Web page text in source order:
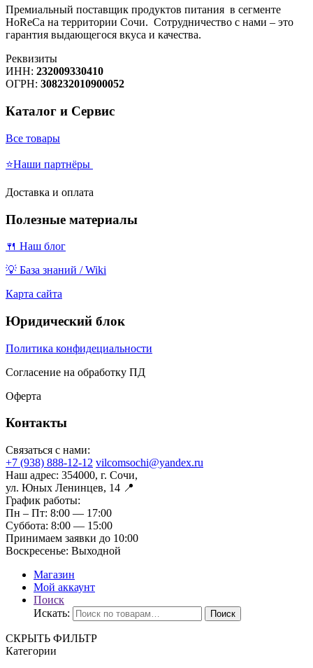
Премиальный поставщик продуктов питания в сегменте
HoReCa на территории Сочи. Сотрудничество с нами – это
гарантия выдающегося вкуса и качества.
Реквизиты
ИНН: 232009330410
ОГРН: 308232010900052
Каталог и Сервис
Все товары
⭐Наши партнёры
Доставка и оплата
Полезные материалы
🍴 Наш блог
💡 База знаний / Wiki
Карта сайта
Юридический блок
Политика конфидециальности
Согласение на обработку ПД
Оферта
Контакты
Связаться с нами:
+7 (938) 888-12-12 vilcomsochi@yandex.ru
Наш адрес: 354000, г. Сочи,
ул. Юных Ленинцев, 14 📍
График работы:
Пн – Пт: 8:00 — 17:00
Суббота: 8:00 — 15:00
Принимаем заявки до 10:00
Воскресенье: Выходной
Магазин
Мой аккаунт
Поиск
Искать:
Поиск
СКРЫТЬ ФИЛЬТР
Категории